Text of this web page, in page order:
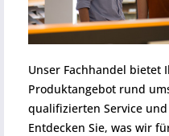
Unser Fachhandel bietet
Produktangebot rund
qualifizierten Service
Entdecken Sie, was wir